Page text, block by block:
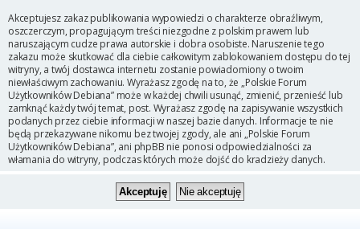
Akceptujesz zakaz publikowania wypowiedzi o charakterze obraźliwym,
oszczerczym, propagującym treści niezgodne z polskim prawem lub
naruszającym cudze prawa autorskie i dobra osobiste. Naruszenie tego
zakazu może skutkować dla ciebie całkowitym zablokowaniem dostępu do tej
witryny, a twój dostawca internetu zostanie powiadomiony o twoim
niewłaściwym zachowaniu. Wyrażasz zgodę na to, że „Polskie Forum
Użytkowników Debiana” może w każdej chwili usunąć, zmienić, przenieść lub
zamknąć każdy twój temat, post. Wyrażasz zgodę na zapisywanie wszystkich
podanych przez ciebie informacji w naszej bazie danych. Informacje te nie
będą przekazywane nikomu bez twojej zgody, ale ani „Polskie Forum
Użytkowników Debiana”, ani phpBB nie ponosi odpowiedzialności za
włamania do witryny, podczas których może dojść do kradzieży danych.